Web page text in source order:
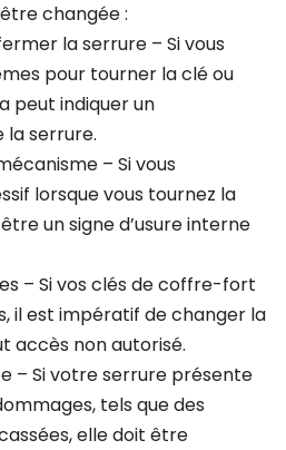
changée :
la serrure – Si vous
pour tourner la clé ou
peut indiquer un
serrure.
– Si vous
lorsque vous tournez la
un signe d’usure interne
– Si vos clés de coffre-fort
il est impératif de changer la
accès non autorisé.
– Si votre serrure présente
tels que des
elle doit être